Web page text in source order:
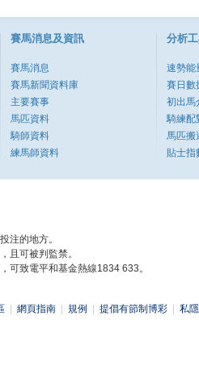
賽馬消息及資訊
賽馬消息
賽馬新聞資料庫
主要賽事
馬匹資料
騎師資料
練馬師資料
分析
速勢能
賽日數
初出馬
騎練配
馬匹搬
貼士指
注的地方。
且可被判監禁。
可致電平和基金熱線1834 633。
網頁指南 規例 提倡有節制博彩 私